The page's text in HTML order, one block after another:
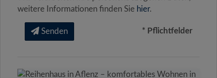
weitere Informationen finden Sie hier.
Senden * Pflichtfelder